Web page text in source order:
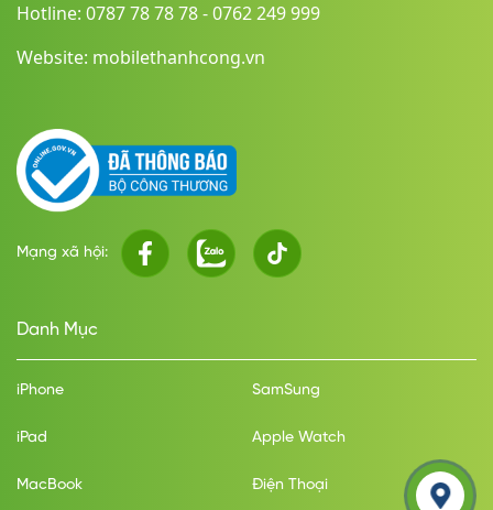
Hotline: 0787 78 78 78 - 0762 249 999
Website: mobilethanhcong.vn
Mạng xã hội:
Danh Mục
iPhone SamSung
iPad Apple Watch
MacBook Điện Thoại